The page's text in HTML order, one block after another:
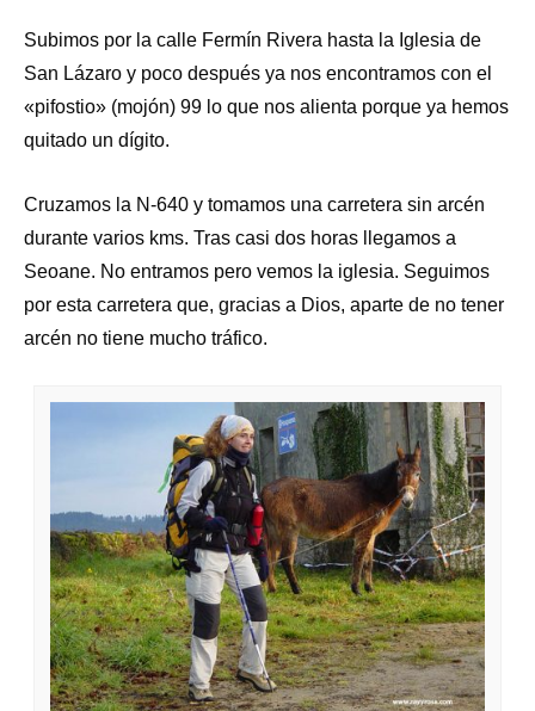
Subimos por la calle Fermín Rivera hasta la Iglesia de
San Lázaro y poco después ya nos encontramos con el
«pifostio» (mojón) 99 lo que nos alienta porque ya hemos
quitado un dígito.
Cruzamos la N-640 y tomamos una carretera sin arcén
durante varios kms. Tras casi dos horas llegamos a
Seoane. No entramos pero vemos la iglesia. Seguimos
por esta carretera que, gracias a Dios, aparte de no tener
arcén no tiene mucho tráfico.